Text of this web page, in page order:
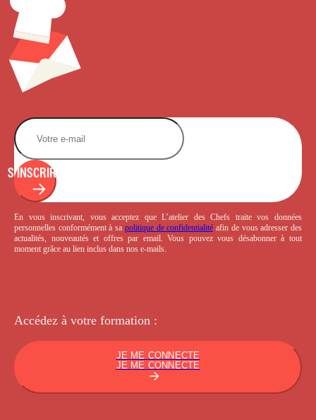
S'INSCRIRE
En vous inscrivant, vous acceptez que L’atelier des Chefs traite vos données
personnelles conformément à sa politique de confidentialité afin de vous adresser des
actualités, nouveautés et offres par email. Vous pouvez vous désabonner à tout
moment grâce au lien inclus dans nos e-mails.
Accédez à votre formation :
JE ME CONNECTE
JE ME CONNECTE